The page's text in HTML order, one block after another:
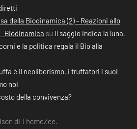
della Biodinamica (2) - Reazioni allo
Biodinamica su Il saggio indica la luna,
e la politica regala il Bio alla
è il neoliberismo, i truffatori i suoi
noi
della convivenza?
di ThemeZee.